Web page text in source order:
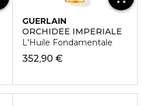
GUERLAIN
ORCHIDÉE IMPÉRIALE
L'Huile Fondamentale
352,90 €